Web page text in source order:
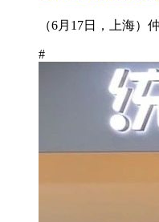
（6月17日，上海
#